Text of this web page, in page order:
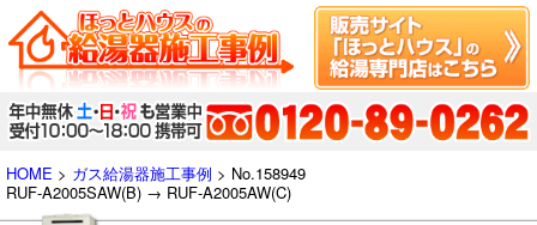
HOME > ガス給湯器施工事例 > No.158949
RUF-A2005SAW(B) → RUF-A2005AW(C)